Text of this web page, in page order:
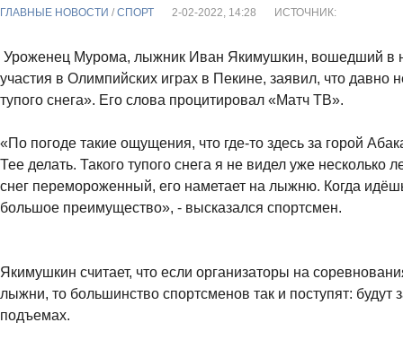
ГЛАВНЫЕ НОВОСТИ / CПОРТ 2-02-2022, 14:28 ИСТОЧНИК:
Уроженец Мурома, лыжник Иван Якимушкин, вошедший в
участия в Олимпийских играх в Пекине, заявил, что давно
тупого снега». Его слова процитировал «Матч ТВ».
«По погоде такие ощущения, что где-то здесь за горой
Тее делать. Такого тупого снега я не видел уже несколько
снег перемороженный, его наметает на лыжню. Когда
большое преимущество», - высказался спортсмен.
Якимушкин считает, что если организаторы на
лыжни, то большинство спортсменов так и поступят: будут
подъемах.